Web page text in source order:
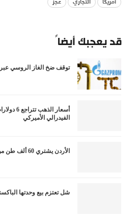
أمريكا التجاري عجز
قد يعجبك أيضاً
توقف ضخ الغاز الروسي عبر
أسعار
الفيدرالي الأميركي
الأردن يشتري 60 ألف طن من القمح في مناقصة
شل تعتزم بيع وحدتها